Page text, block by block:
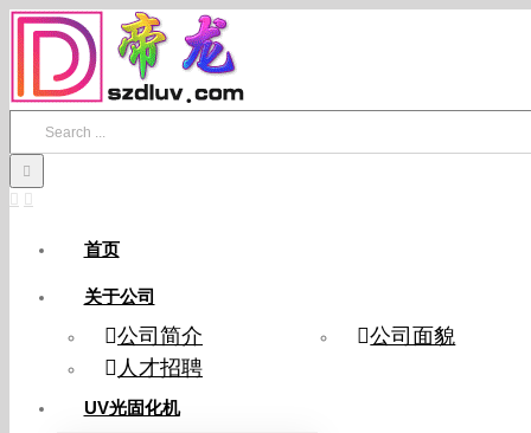
Skip
content
首页
关于公司
公司简介
公司面貌
人才招聘
UV光固化机